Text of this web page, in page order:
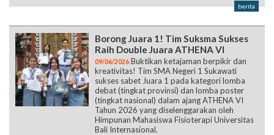
berita
Borong Juara 1! Tim Suksma Sukses
Raih Double Juara ATHENA VI
09/06/2026 Buktikan ketajaman berpikir dan
kreativitas! Tim SMA Negeri 1 Sukawati
sukses sabet Juara 1 pada kategori lomba
debat (tingkat provinsi) dan lomba poster
(tingkat nasional) dalam ajang ATHENA VI
Tahun 2026 yang diselenggarakan oleh
Himpunan Mahasiswa Fisioterapi Universitas
Bali Internasional.